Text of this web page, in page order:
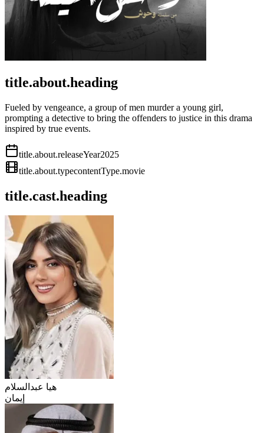
title.about.heading
Fueled by vengeance, a group of men murder a young girl,
prompting a detective to bring the offenders to justice in this drama
inspired by true events.
title.about.releaseYear2025
title.about.typecontentType.movie
title.cast.heading
هيا عبدالسلام
إيمان